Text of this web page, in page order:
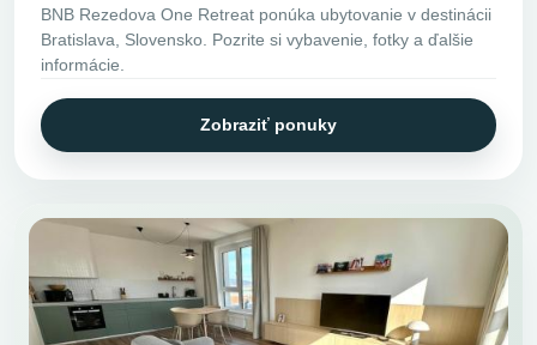
BNB Rezedova One Retreat ponúka ubytovanie v destinácii
Bratislava, Slovensko. Pozrite si vybavenie, fotky a ďalšie
informácie.
Zobraziť ponuky